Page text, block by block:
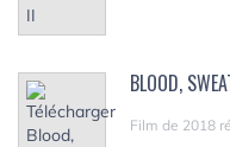
BLOOD,
Film de 2018